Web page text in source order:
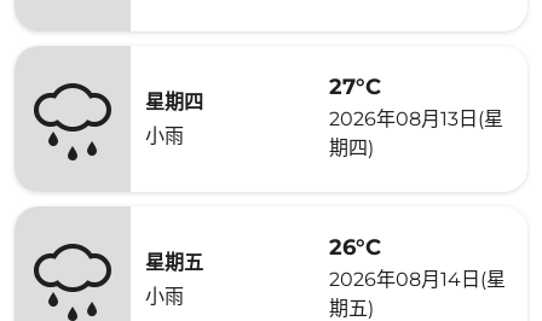
星期四
小雨
27°C
2026年08月13日(星
期四)
星期五
小雨
26°C
2026年08月14日(星
期五)